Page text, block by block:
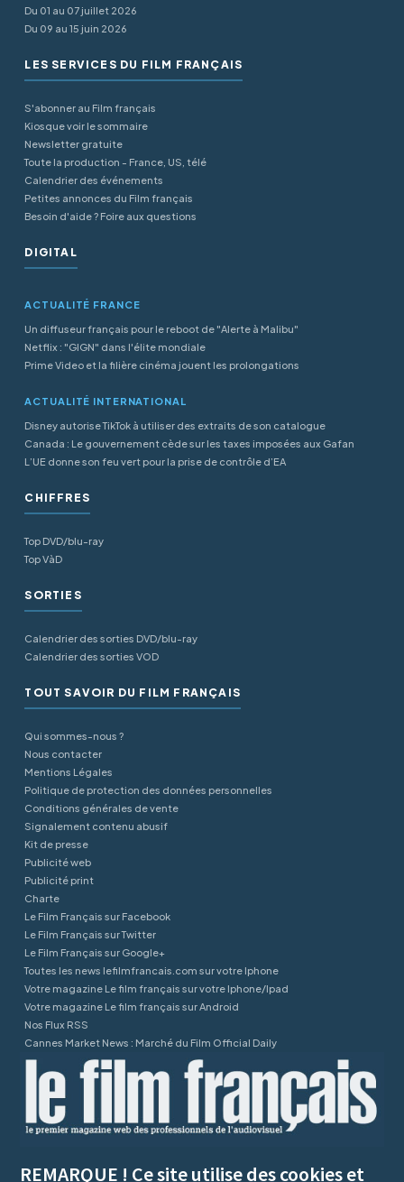
Du 01 au 07 juillet 2026
Du 09 au 15 juin 2026
LES SERVICES DU FILM FRANÇAIS
S'abonner au Film français
Kiosque voir le sommaire
Newsletter gratuite
Toute la production - France, US, télé
Calendrier des événements
Petites annonces du Film français
Besoin d'aide ? Foire aux questions
DIGITAL
ACTUALITÉ FRANCE
Un diffuseur français pour le reboot de "Alerte à Malibu"
Netflix : "GIGN" dans l'élite mondiale
Prime Video et la filière cinéma jouent les prolongations
ACTUALITÉ INTERNATIONAL
Disney autorise TikTok à utiliser des extraits de son catalogue
Canada : Le gouvernement cède sur les taxes imposées aux Gafan
L’UE donne son feu vert pour la prise de contrôle d’EA
CHIFFRES
Top DVD/blu-ray
Top VàD
SORTIES
Calendrier des sorties DVD/blu-ray
Calendrier des sorties VOD
TOUT SAVOIR DU FILM FRANÇAIS
Qui sommes-nous ?
Nous contacter
Mentions Légales
Politique de protection des données personnelles
Conditions générales de vente
Signalement contenu abusif
Kit de presse
Publicité web
Publicité print
Charte
Le Film Français sur Facebook
Le Film Français sur Twitter
Le Film Français sur Google+
Toutes les news lefilmfrancais.com sur votre Iphone
Votre magazine Le film français sur votre Iphone/Ipad
Votre magazine Le film français sur Android
Nos Flux RSS
Cannes Market News : Marché du Film Official Daily
REMARQUE ! Ce site utilise des cookies et